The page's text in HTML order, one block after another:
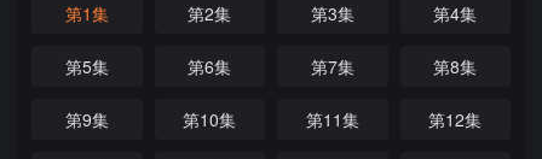
第1集 第2集 第3集 第4集
第5集 第6集 第7集 第8集
第9集 第10集 第11集 第12集